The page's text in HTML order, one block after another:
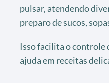
pulsar, atendendo
preparo de sucos,
Isso facilita o controle
ajuda em receitas